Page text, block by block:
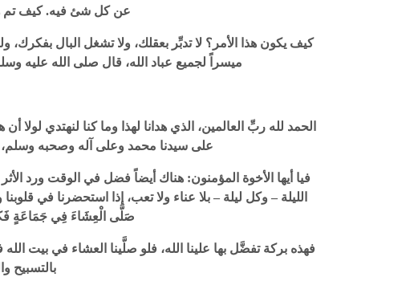
عن كل شئ فيه. كيف تم
كيف يكون هذا الأمر؟ لا تدبِّر بعقلك، ولا تشغل البال
ميسراً لجميع عباد الله، قال صلى الله عليه
الحمد لله ربِّ العالمين، الذي هدانا لهذا وما كنا لنهتدي
على سيدنا محمد وعلى آله وصحبه وسلم،
فيا أيها الأخوة المؤمنون: هناك أيضاً فضل في الوقت ورد
الليلة – وكل ليلة – بلا عناء ولا تعب، إذا استحضرنا في
صَلَّى الْعِشَاءَ فِي جَمَاعَةٍ
فهذه بركة تفضَّل بها علينا الله، فلو صلَّينا العشاء في بيت
بالتسبيح